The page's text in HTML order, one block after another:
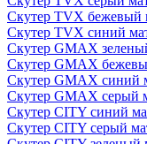
Скутер TVX бежевый
Скутер TVX синий
Скутер GMAX
Скутер GMAX
Скутер GMAX синий
Скутер GMAX серый
Скутер CITY синий
Скутер CITY серый